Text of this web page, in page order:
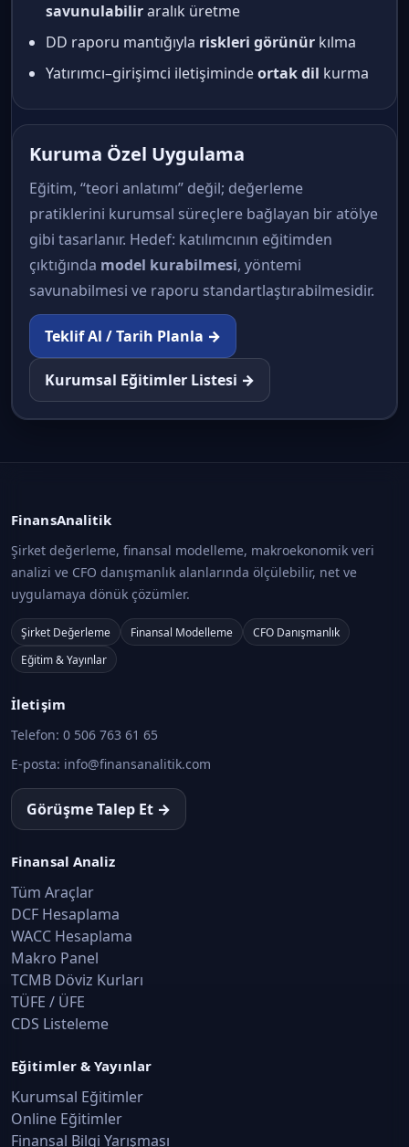
savunulabiliraralık üretme
DD raporu mantığıyla riskleri görünür kılma
Yatırımcı–girişimci iletişimindeortak dil kurma
Kuruma Özel Uygulama
Eğitim, “teori anlatımı” değil; değerleme
pratiklerini kurumsal süreçlere bağlayan bir atölye
gibi tasarlanır. Hedef: katılımcının eğitimden
çıktığında model kurabilmesi, yöntemi
savunabilmesi ve raporu standartlaştırabilmesidir.
Teklif Al / Tarih Planla →
Kurumsal Eğitimler Listesi →
FinansAnalitik
Şirket değerleme, finansal modelleme, makroekonomik veri
analizi ve CFO danışmanlık alanlarında ölçülebilir, net ve
uygulamaya dönük çözümler.
Şirket Değerleme Finansal Modelleme
CFO Danışmanlık
Eğitim & Yayınlar
İletişim
Telefon: 0 506 763 61 65
E-posta: info@finansanalitik.com
Görüşme Talep Et →
Finansal Analiz
Tüm Araçlar
DCF Hesaplama
WACC Hesaplama
Makro Panel
TCMB Döviz Kurları
TÜFE / ÜFE
CDS Listeleme
Eğitimler & Yayınlar
Kurumsal Eğitimler
Online Eğitimler
Finansal Bilgi Yarışması